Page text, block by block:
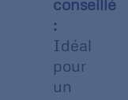
conseillé
:
Idéal
pour
un